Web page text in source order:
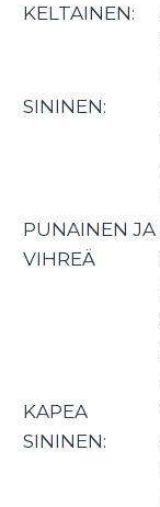
KELTAINEN:
SININEN:
PUNAINEN JA
VIHREÄ
KAPEA
SININEN: